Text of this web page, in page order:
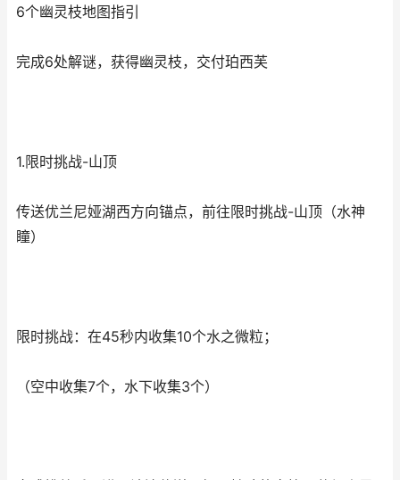
6个幽灵枝地图指引
完成6处解谜，获得幽灵枝，交付珀西芙
1.限时挑战-山顶
传送优兰尼娅湖西方向锚点，前往限时挑战-山顶（水神
瞳）
限时挑战：在45秒内收集10个水之微粒；
（空中收集7个，水下收集3个）